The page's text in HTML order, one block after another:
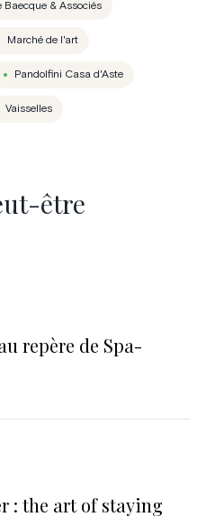
Baecque & Associés
Marché de l'art
Pandolfini Casa d'Aste
Vaisselles
être
repère de Spa-
: the art of staying